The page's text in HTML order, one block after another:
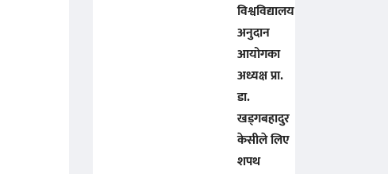
विश्वविद्यालय
अनुदान
आयोगका
अध्यक्ष प्रा.
डा.
खड्गबहादुर
केसीले लिए
शपथ